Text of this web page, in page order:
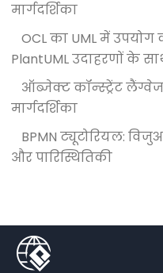
मार्गदर्शिका
OCL का UML में उपयोग
PlantUML उदाहरणों के
ऑब्जेक्ट कॉन्स्ट्रेंट
मार्गदर्शिका
BPMN ट्यूटोरियल:
और पारिस्थितिकी